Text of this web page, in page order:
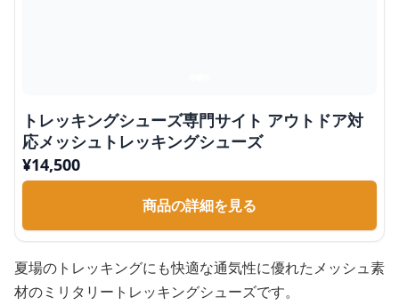
トレッキングシューズ専門サイト アウトドア対
応メッシュトレッキングシューズ
¥14,500
商品の詳細を見る
夏場のトレッキングにも快適な通気性に優れたメッシュ素
材のミリタリートレッキングシューズです。